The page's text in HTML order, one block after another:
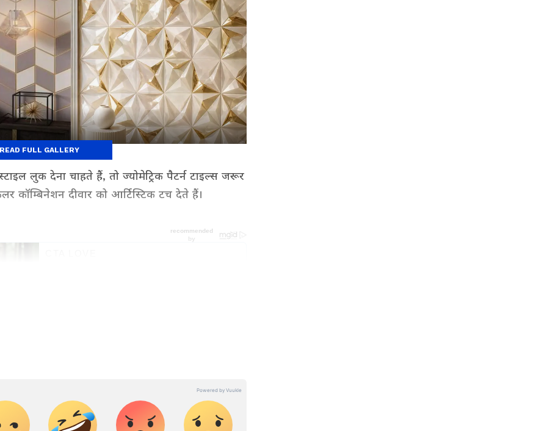
लुक देना चाहते हैं, तो ज्योमेट्रिक पैटर्न टाइल्स जरूर
दीवार को आर्टिस्टिक टच देते हैं।
FULL GALLERY